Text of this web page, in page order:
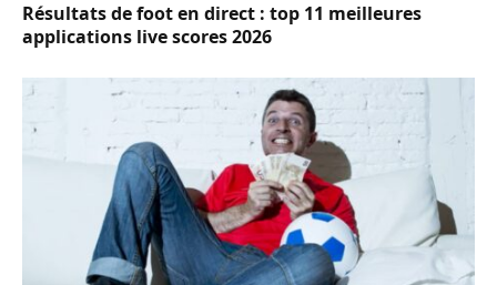
Résultats de foot en direct : top 11 meilleures
applications live scores 2026